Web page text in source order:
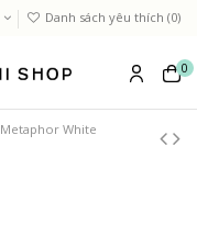
Danh sách yêu thích (0)
0
Metaphor White